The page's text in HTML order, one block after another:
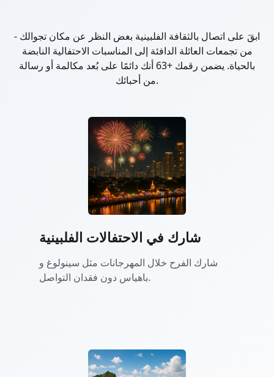
ابقَ على اتصال بالثقافة الفلبينية بغض النظر عن مكان تجوالك -
من تجمعات العائلة الدافئة إلى المناسبات الاحتفالية النابضة
بالحياة. يضمن رقمك +63 أنك دائمًا على بُعد مكالمة أو رسالة
من أحبائك.
شارك في الاحتفالات الفلبينية
شارك الفرح خلال المهرجانات مثل سينولوغ و
باهياس دون فقدان التواصل.